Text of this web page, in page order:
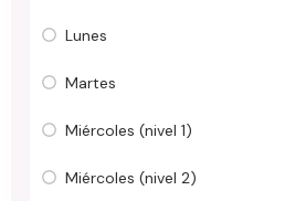
Lunes
Martes
Miércoles (nivel 1)
Miércoles (nivel 2)